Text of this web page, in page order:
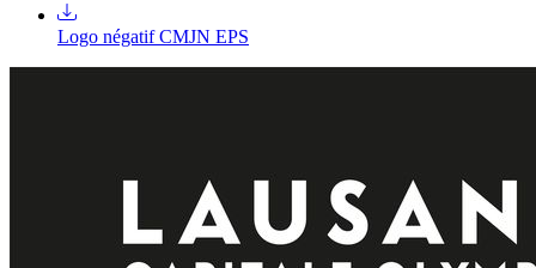
Logo négatif CMJN EPS